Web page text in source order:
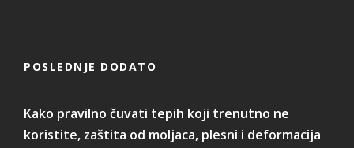
POSLEDNJE DODATO
Kako pravilno čuvati tepih koji trenutno ne
koristite, zaštita od moljaca, plesni i deformacija